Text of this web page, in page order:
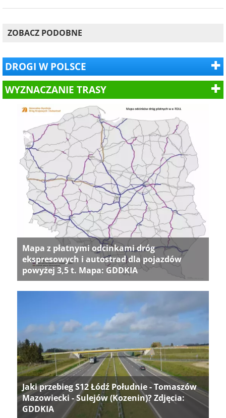
ZOBACZ PODOBNE
DROGI W POLSCE
WYZNACZANIE TRASY
Mapa z płatnymi odcinkami dróg
ekspresowych i autostrad dla pojazdów
powyżej 3,5 t. Mapa: GDDKIA
Jaki przebieg S12 Łódź Południe - Tomaszów
Mazowiecki - Sulejów (Kozenin)? Zdjęcia:
GDDKIA